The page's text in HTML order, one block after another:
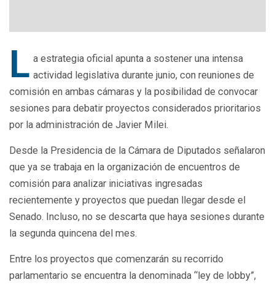
L a estrategia oficial apunta a sostener una intensa
actividad legislativa durante junio, con reuniones de
comisión en ambas cámaras y la posibilidad de convocar
sesiones para debatir proyectos considerados prioritarios
por la administración de Javier Milei.
Desde la Presidencia de la Cámara de Diputados señalaron
que ya se trabaja en la organización de encuentros de
comisión para analizar iniciativas ingresadas
recientemente y proyectos que puedan llegar desde el
Senado. Incluso, no se descarta que haya sesiones durante
la segunda quincena del mes.
Entre los proyectos que comenzarán su recorrido
parlamentario se encuentra la denominada “ley de lobby”,